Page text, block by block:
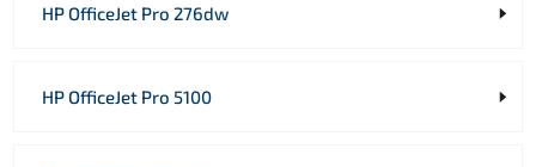
HP OfficeJet Pro 276dw
HP OfficeJet Pro 5100